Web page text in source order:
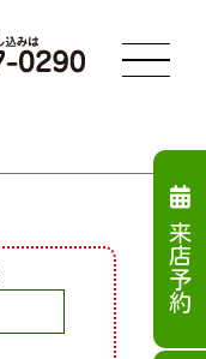
来店予約